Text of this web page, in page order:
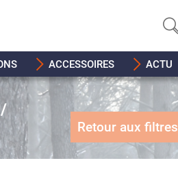
ACCESSOIRES ACTU
Retour aux filtres